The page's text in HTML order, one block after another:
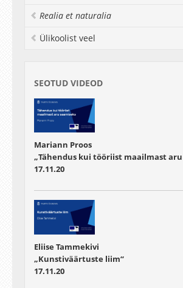
Realia et naturalia
Ülikoolist veel
SEOTUD VIDEOD
Mariann Proos
„Tähendus kui tööriist maailmast aru
17.11.20
Eliise Tammekivi
„Kunstiväärtuste liim“
17.11.20